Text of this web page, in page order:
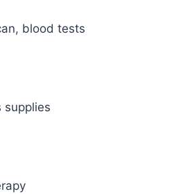
blood tests
supplies